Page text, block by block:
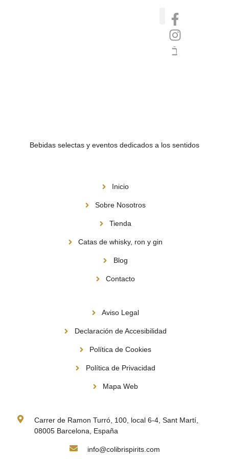
Bebidas selectas y eventos dedicados a los sentidos
Inicio
Sobre Nosotros
Tienda
Catas de whisky, ron y gin
Blog
Contacto
Aviso Legal
Declaración de Accesibilidad
Política de Cookies
Política de Privacidad
Mapa Web
Carrer de Ramon Turró, 100, local 6-4, Sant Martí,
08005 Barcelona, España
info@colibrispirits.com